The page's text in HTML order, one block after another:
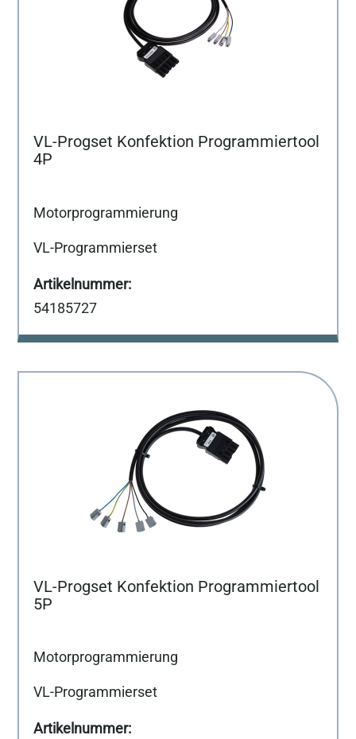
VL-Progset Konfektion Programmiertool
4P
Motorprogrammierung
VL-Programmierset
54185727
VL-Progset Konfektion Programmiertool
5P
Motorprogrammierung
VL-Programmierset